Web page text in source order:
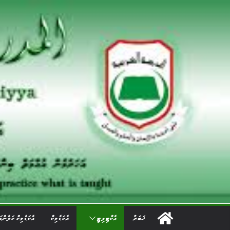
ޚަބަރު އެކްޓިވިޓީ އެކަޑެމިކް އެކަޑެމިކް